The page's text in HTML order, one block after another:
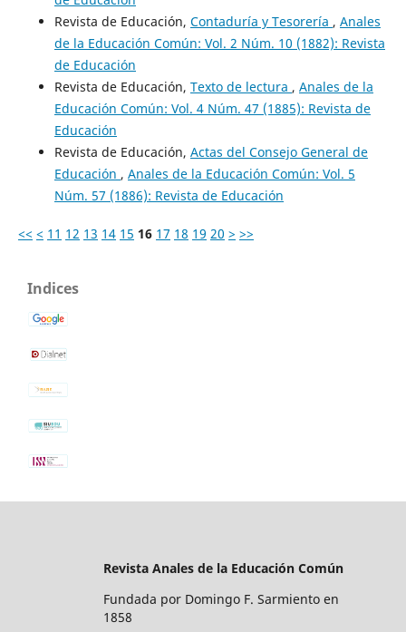
Revista de Educación, Contaduría y Tesorería , Anales
de la Educación Común: Vol. 2 Núm. 10 (1882): Revista
de Educación
Revista de Educación, Texto de lectura , Anales de la
Educación Común: Vol. 4 Núm. 47 (1885): Revista de
Educación
Revista de Educación, Actas del Consejo General de
Educación , Anales de la Educación Común: Vol. 5
Núm. 57 (1886): Revista de Educación
<< < 11 12 13 14 15 16 17 18 19 20 > >>
Indices
Revista Anales de la Educación Común
Fundada por Domingo F. Sarmiento en
1858